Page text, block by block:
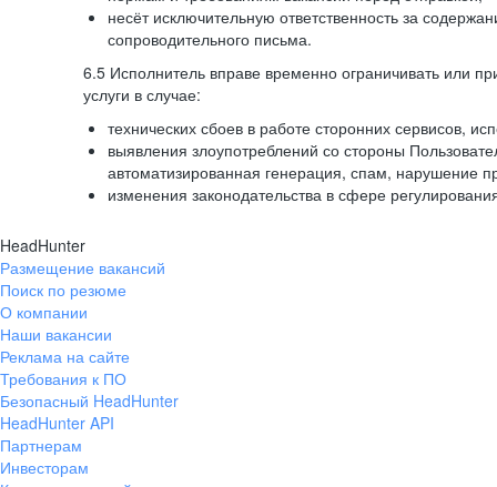
несёт исключительную ответственность за
сопроводительного письма.
6.5 Исполнитель вправе временно ограничивать или
услуги в случае:
технических сбоев в работе сторонних сервисов,
выявления злоупотреблений со стороны
автоматизированная генерация, спам, нарушение
изменения законодательства в сфере
HeadHunter
Размещение вакансий
Поиск по резюме
О компании
Наши вакансии
Реклама на сайте
Требования к ПО
Безопасный HeadHunter
HeadHunter API
Партнерам
Инвесторам